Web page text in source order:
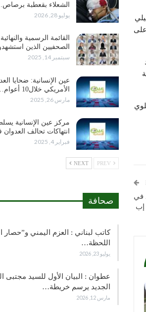
على
في
إب
الشعلاء بقعطبة
يوليو 28, 2026
القائمة الرسمية
الصحفيين الذين
سبتمبر 14, 2025
عين الإنسانية: ضحايا
الأمريكي خلال10 أعوام…
مارس 26, 2025
مركز عين الإنسانية
انتهاكات تحالف
فبراير 4, 2025
NEXT
صحافة
كاتب لبناني : العزم اليمني
اللحظة…
يوليو 23, 2026
عطوان : البيان الأول للسيد مجتبى
الجديد يرسم خريطة…
مارس 12, 2026